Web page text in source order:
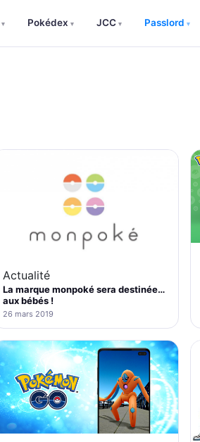
▾ Pokédex ▾ JCC ▾ Passlord ▾
Actualité
La marque monpoké sera destinée…
aux bébés !
26 mars 2019